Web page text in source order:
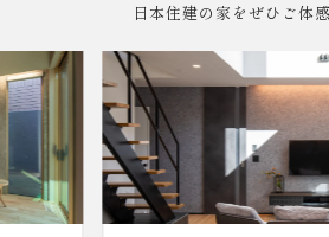
日本住建の家をぜひご体